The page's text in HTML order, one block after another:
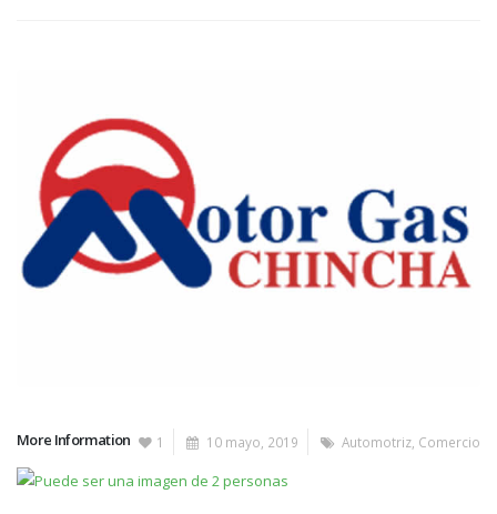
1 10 mayo, 2019 Automotriz Comercio
More Information